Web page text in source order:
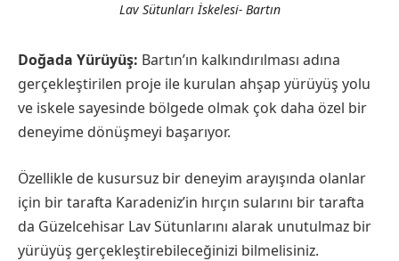
Lav Sütunları İskelesi- Bartın
Doğada Yürüyüş: Bartın’ın kalkındırılması adına
gerçekleştirilen proje ile kurulan ahşap yürüyüş yolu
ve iskele sayesinde bölgede olmak çok daha özel bir
deneyime dönüşmeyi başarıyor.
Özellikle de kusursuz bir deneyim arayışında olanlar
için bir tarafta Karadeniz’in hırçın sularını bir tarafta
da Güzelcehisar Lav Sütunlarını alarak unutulmaz bir
yürüyüş gerçekleştirebileceğinizi bilmelisiniz.